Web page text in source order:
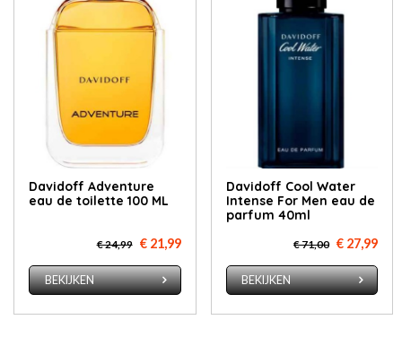
Davidoff Adventure
eau de toilette 100 ML
€ 24,99 € 21,99
BEKIJKEN
Davidoff Cool Water
Intense For Men eau de
parfum 40ml
€ 71,00 € 27,99
BEKIJKEN